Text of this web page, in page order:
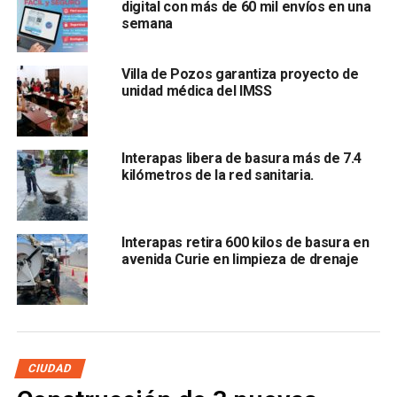
fundamentales
para proteger la salud de la población.
Blanc Martínez
efectuó labores
red de drenaje, con la finalidad derestablecer el flujo
adecuado de las aguas residualesy evitar afectaciones
mayores a las y los vecinos, además,
a la ciudadanía
sólidos en el drenaje, ya que estos materiales son una de
vía pública.
digital con más de 60 mil envíos en una
semana
Villa de Pozos garantiza proyecto de
unidad médica del IMSS
Interapas libera de basura más de 7.4
kilómetros de la red sanitaria.
Interapas retira 600 kilos de basura en
avenida Curie en limpieza de drenaje
CIUDAD